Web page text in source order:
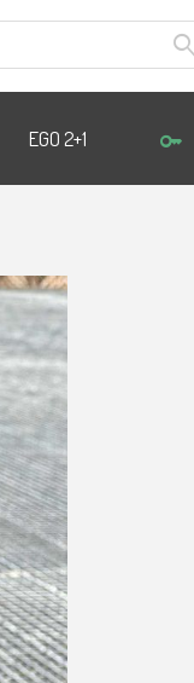
EGO 2+1